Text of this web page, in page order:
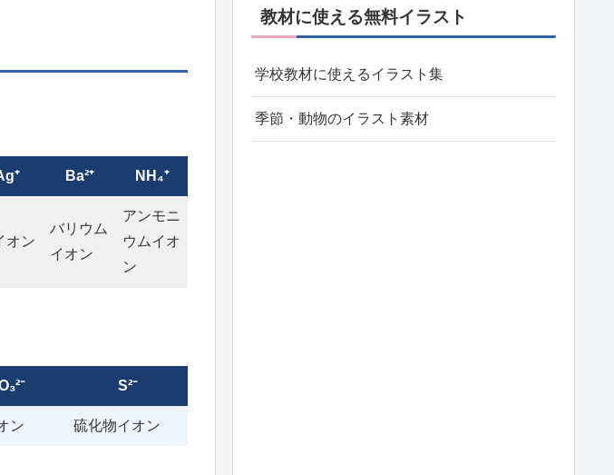
Ba²⁺ NH₄⁺
オン
バリウム
イオン
アンモニ
ウムイオ
ン
S²⁻
ン 硫化物イオン
教材に使える無料イラスト
学校教材に使えるイラスト集
季節・動物のイラスト素材